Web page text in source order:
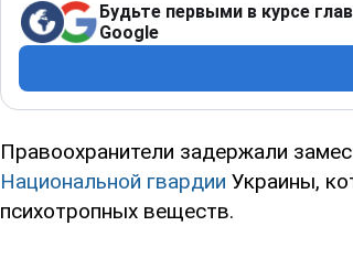
Будьте первыми в курсе
Google
Правоохранители задержали
Национальной гвардии Украины,
психотропных веществ.